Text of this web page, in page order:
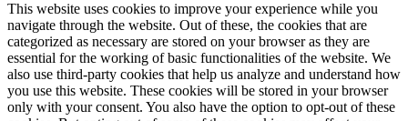
This website uses cookies to improve your experience while you
navigate through the website. Out of these, the cookies that are
categorized as necessary are stored on your browser as they are
essential for the working of basic functionalities of the website. We
also use third-party cookies that help us analyze and understand how
you use this website. These cookies will be stored in your browser
only with your consent. You also have the option to opt-out of these